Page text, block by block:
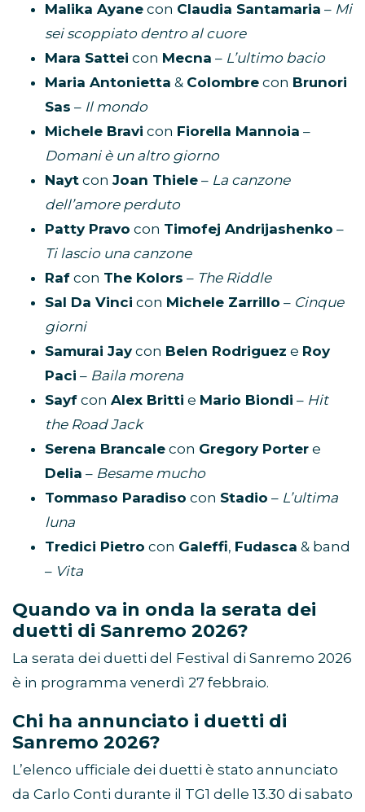
Malika Ayane con Claudia Santamaria – Mi
sei scoppiato dentro al cuore
Mara Sattei con Mecna – L’ultimo bacio
Maria Antonietta & Colombre con Brunori
Sas – Il mondo
Michele Bravi con Fiorella Mannoia –
Domani è un altro giorno
Nayt con Joan Thiele – La canzone
dell’amore perduto
Patty Pravo con Timofej Andrijashenko –
Ti lascio una canzone
Raf con The Kolors – The Riddle
Sal Da Vinci con Michele Zarrillo – Cinque
giorni
Samurai Jaycon Belen Rodriguez e Roy
Paci – Baila morena
Sayf con Alex Britti e Mario Biondi – Hit
the Road Jack
Serena Brancale con Gregory Porter e
Delia – Besame mucho
Tommaso Paradiso con Stadio – L’ultima
luna
Tredici Pietro con Galeffi, Fudasca & band
– Vita
Quando va in onda la serata dei
duetti di Sanremo 2026?
La serata dei duetti del Festival di Sanremo 2026
è in programma venerdì 27 febbraio.
Chi ha annunciato i duetti di
Sanremo 2026?
L’elenco ufficiale dei duetti è stato annunciato
da Carlo Conti durante il TG1 delle 13.30 di sabato